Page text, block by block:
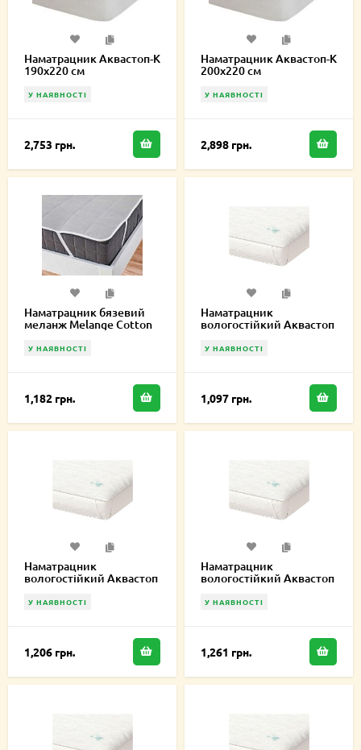
Наматрацник Аквастоп-К
190х220 см
У НАЯВНОСТІ
2,753 грн.
Наматрацник Аквастоп-К
200х220 см
У НАЯВНОСТІ
2,898 грн.
Наматрацник бязевий
меланж Melange Cotton
У НАЯВНОСТІ
1,182 грн.
Наматрацник
вологостійкий Аквастоп
У НАЯВНОСТІ
1,097 грн.
Наматрацник
вологостійкий Аквастоп
У НАЯВНОСТІ
1,206 грн.
Наматрацник
вологостійкий Аквастоп
У НАЯВНОСТІ
1,261 грн.